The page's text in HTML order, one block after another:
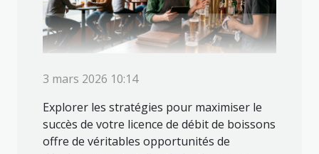
3 mars 2026 10:14
Explorer les stratégies pour maximiser le
succès de votre licence de débit de boissons
offre de véritables opportunités de